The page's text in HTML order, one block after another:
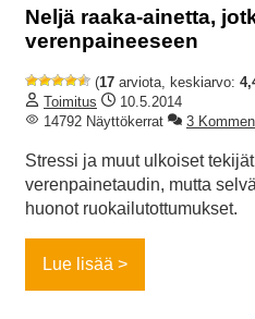
Neljä raaka-ainetta,
verenpaineeseen
(17 arviota, keskiarvo:
Toimitus
10.5.2014
14792 Näyttökerrat
3
Stressi ja muut ulkoiset
verenpainetaudin, mutta
huonot ruokailutottumukset.
Lue lisää